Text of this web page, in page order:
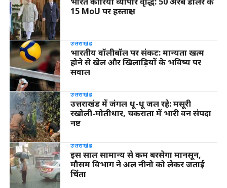
15 MoU पर हस्ताक्षर
उत्तराखंड
भारतीय वॉलीबॉल पर संकट: मान्यता खत्म
होने से खेल और खिलाड़ियों के भविष्य पर
सवाल
उत्तराखंड
उत्तराखंड में जंगल धू-धू जल रहे: मसूरी
रखोली-मोतीधार, चकराता में भारी वन संपदा
नष्ट
उत्तराखंड
इस साल सामान्य से कम बरसेगा मानसून,
मौसम विभाग ने अल नीनो को लेकर जताई
चिंता